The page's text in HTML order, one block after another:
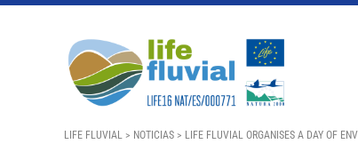
LIFE FLUVIAL > NOTICIAS > LIFE FLUVIAL ORGANISES A DAY OF